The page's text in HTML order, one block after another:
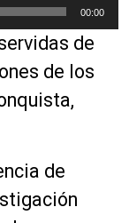
00:00
de
de los
de